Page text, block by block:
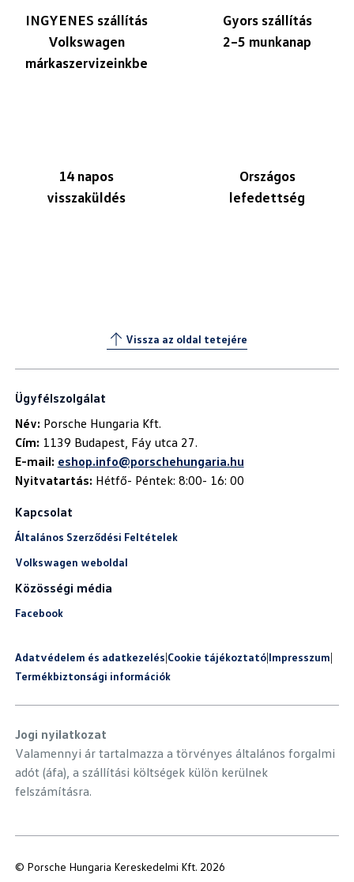
INGYENES szállítás
Volkswagen
márkaszervizeinkbe
Gyors szállítás
2–5 munkanap
14 napos
visszaküldés
Országos
lefedettség
Vissza az oldal tetejére
Ügyfélszolgálat
Név:
Cím:
E-mail: eshop.info@porschehungaria.hu
Nyitvatartás: Hétfő- Péntek: 8:00- 16: 00
Kapcsolat
Általános Szerződési Feltételek
Volkswagen weboldal
Közösségi média
Facebook
Adatvédelem és adatkezelés|Cookie tájékoztató|Impresszum|
Termékbiztonsági információk
Jogi nyilatkozat
Valamennyi ár tartalmazza a törvényes általános forgalmi
adót (áfa), a szállítási költségek külön kerülnek
felszámításra.
© Porsche Hungaria Kereskedelmi Kft. 2026